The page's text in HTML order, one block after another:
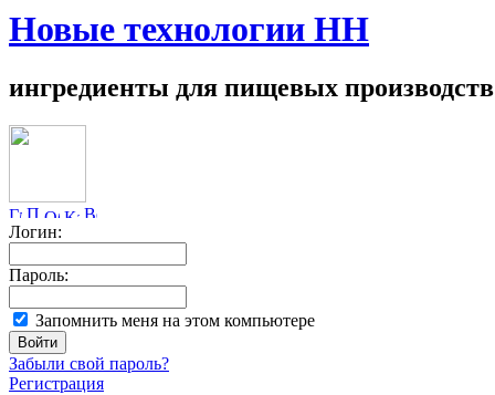
Новые технологии НН
ингредиенты для пищевых производств
Логин:
Пароль:
Запомнить меня на этом компьютере
Забыли свой пароль?
Регистрация